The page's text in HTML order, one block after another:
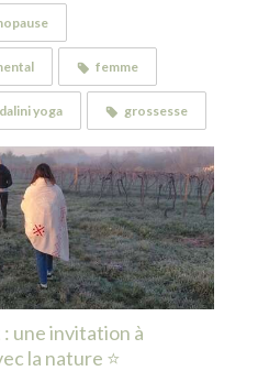
femme
yoga grossesse
une invitation à
la nature ⭐